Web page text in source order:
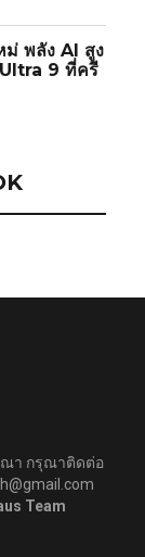
ม่ พลัง AI สูง
9 ที่ครี
ณา กรุณาติดต่อ
Team